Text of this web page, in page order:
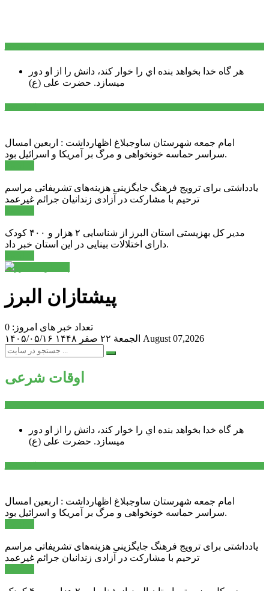
هر گاه خدا بخواهد بنده اي را خوار كند، دانش را از او دور
میسازد. حضرت علی (ع)
امام جمعه شهرستان ساوجبلاغ اظهارداشت : اربعین امسال
سراسر حماسه خونخواهی و مرگ بر آمریکا و اسرائیل بود.
یادداشتی برای ترویج فرهنگ جایگزینی هزینه‌های تشریفاتی مراسم
ترحیم با مشارکت در آزادی زندانیان جرائم غیرعمد
مدیر کل بهزیستی استان البرز از شناسایی ۲ هزار و ۴۰۰ کودک
دارای اختلالات بینایی در این استان خبر داد.
پیشتازان البرز
تعداد خبر های امروز: 0
۱۴۰۵/۰۵/۱۶
الجمعة ۲۲ صفر ۱۴۴۸ August 07,2026
اوقات شرعی
هر گاه خدا بخواهد بنده اي را خوار كند، دانش را از او دور
میسازد. حضرت علی (ع)
امام جمعه شهرستان ساوجبلاغ اظهارداشت : اربعین امسال
سراسر حماسه خونخواهی و مرگ بر آمریکا و اسرائیل بود.
یادداشتی برای ترویج فرهنگ جایگزینی هزینه‌های تشریفاتی مراسم
ترحیم با مشارکت در آزادی زندانیان جرائم غیرعمد